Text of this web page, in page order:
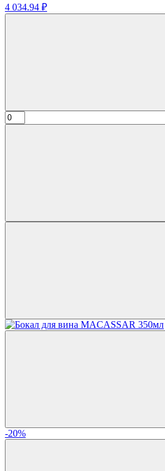
4 034.94 ₽
-20%